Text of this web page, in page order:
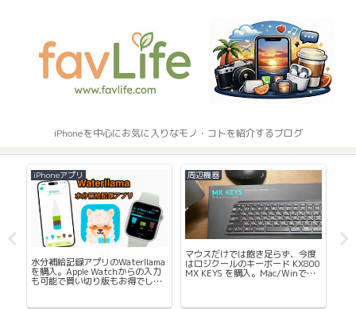
iPhoneを中心にお気に入りなモノ・コトを紹介するブログ
iPhoneアプリ
水分補給記録アプリのWaterllama
を購入。Apple Watchからの入力
も可能で買い切り版もお得でし
周辺機器
マウスだけでは飽き足らず、今度
はロジクールのキーボード KX800
MX KEYS を購入。Mac/Winで共